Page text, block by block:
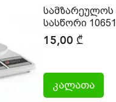
სამზარეულოს
სასწორი 10651
Price
15,00 ₾
კალათა